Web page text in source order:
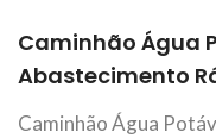
Caminhão Água
Abastecimento
Caminhão Água